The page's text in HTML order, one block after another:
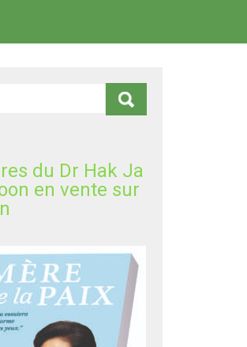
du Dr Hak Ja
en vente sur